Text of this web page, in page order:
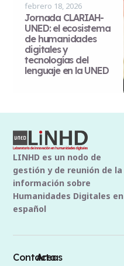
febrero 18, 2026
Jornada CLARIAH-
UNED: el ecosistema
de humanidades
digitales y
tecnologías del
lenguaje en la UNED
LINHD es un nodo de
gestión y de reunión de la
información sobre
Humanidades Digitales en
español
Contacto
Areas